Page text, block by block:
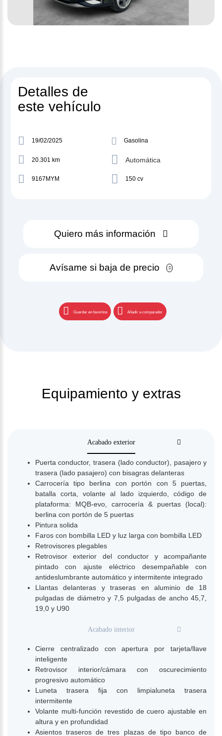
Detalles de
este vehículo
19/02/2025 Gasolina
20.301 km Automática
9167MYM 150 cv
Quiero más información
Avísame si baja de precio
Guardar en favoritos Añadir a comparador
Equipamiento y extras
Acabado exterior
Puerta conductor, trasera (lado conductor), pasajero y
trasera (lado pasajero) con bisagras delanteras
Carrocería tipo berlina con portón con 5 puertas,
batalla corta, volante al lado izquierdo, código de
plataforma: MQB-evo, carrocería & puertas (local):
berlina con portón de 5 puertas
Pintura solida
Faros con bombilla LED y luz larga con bombilla LED
Retrovisores plegables
Retrovisor exterior del conductor y acompañante
pintado con ajuste eléctrico desempañable con
antideslumbrante automático y intermitente integrado
Llantas delanteras y traseras en aluminio de 18
pulgadas de diámetro y 7,5 pulgadas de ancho 45,7,
19,0 y U90
Acabado interior
Cierre centralizado con apertura por tarjeta/llave
inteligente
Retrovisor interior/cámara con oscurecimiento
progresivo automático
Luneta trasera fija con limpialuneta trasera
intermitente
Volante multi-función revestido de cuero ajustable en
altura y en profundidad
Asientos traseros de tres plazas de tipo banco de